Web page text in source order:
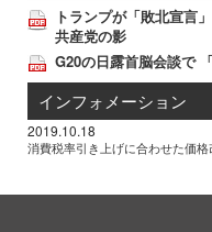
トランプが「敗北宣言
共産党の影
G20の日露首脳会談で
インフォメーション
2019.10.18
消費税率引き上げに合わせた価